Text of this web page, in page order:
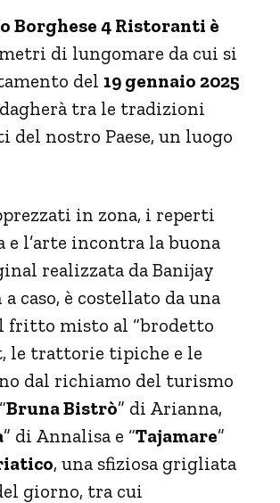
Borghese 4 Ristoranti è
di lungomare da cui si
del 19 gennaio 2025
tra le tradizioni
nostro Paese, un luogo
in zona, i reperti
l’arte incontra la buona
realizzata da Banijay
caso, è costellato da una
fritto misto al “brodetto
le trattorie tipiche e le
dal richiamo del turismo
Bruna Bistrò” di Arianna,
” di Annalisa e “Tajamare”
, una sfiziosa grigliata
giorno, tra cui